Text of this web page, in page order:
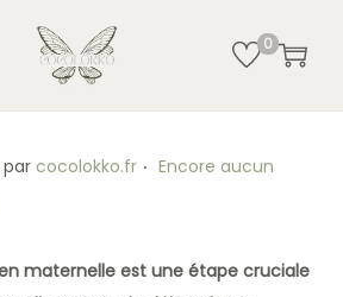
0
par cocolokko.fr . Encore aucun
maternelle est une étape cruciale